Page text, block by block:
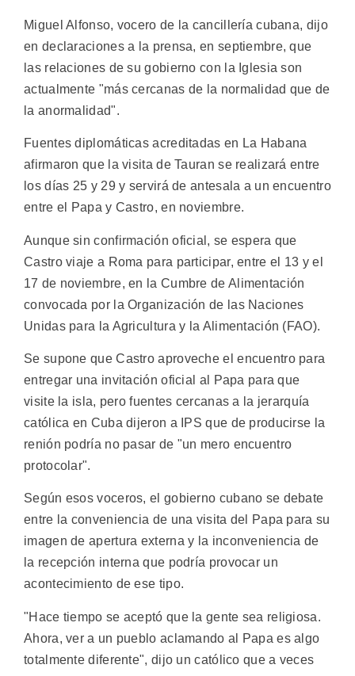
Miguel Alfonso, vocero de la cancillería cubana, dijo
en declaraciones a la prensa, en septiembre, que
las relaciones de su gobierno con la Iglesia son
actualmente "más cercanas de la normalidad que de
la anormalidad".
Fuentes diplomáticas acreditadas en La Habana
afirmaron que la visita de Tauran se realizará entre
los días 25 y 29 y servirá de antesala a un encuentro
entre el Papa y Castro, en noviembre.
Aunque sin confirmación oficial, se espera que
Castro viaje a Roma para participar, entre el 13 y el
17 de noviembre, en la Cumbre de Alimentación
convocada por la Organización de las Naciones
Unidas para la Agricultura y la Alimentación (FAO).
Se supone que Castro aproveche el encuentro para
entregar una invitación oficial al Papa para que
visite la isla, pero fuentes cercanas a la jerarquía
católica en Cuba dijeron a IPS que de producirse la
renión podría no pasar de "un mero encuentro
protocolar".
Según esos voceros, el gobierno cubano se debate
entre la conveniencia de una visita del Papa para su
imagen de apertura externa y la inconveniencia de
la recepción interna que podría provocar un
acontecimiento de ese tipo.
"Hace tiempo se aceptó que la gente sea religiosa.
Ahora, ver a un pueblo aclamando al Papa es algo
totalmente diferente", dijo un católico que a veces